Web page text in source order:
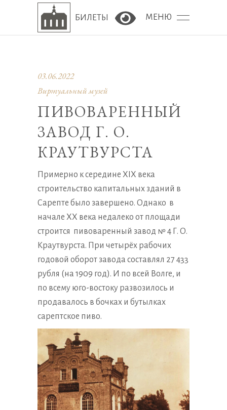
БИЛЕТЫ Версия сайта для
МЕНЮ
03.06.2022
Виртуальный музей
ПИВОВАРЕННЫЙ
ЗАВОД Г. О.
КРАУТВУРСТА
Примерно к середине XIX века
строительство капитальных зданий в
Сарепте было завершено. Однако в
начале XX века недалеко от площади
строится пивоваренный завод № 4 Г. О.
Краутвурста. При четырёх рабочих
годовой оборот завода составлял 27 433
рубля (на 1909 год). И по всей Волге, и
по всему юго-востоку развозилось и
продавалось в бочках и бутылках
сарептское пиво.